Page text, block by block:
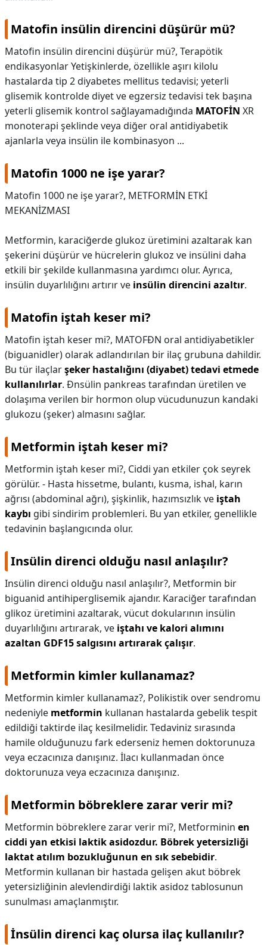
Matofin insülin direncini düşürür mü?
Matofin insülin direncini düşürür mü?, Terapötik
endikasyonlar Yetişkinlerde, özellikle aşırı kilolu
hastalarda tip 2 diyabetes mellitus tedavisi; yeterli
glisemik kontrolde diyet ve egzersiz tedavisi tek başına
yeterli glisemik kontrol sağlayamadığında MATOFİN XR
monoterapi şeklinde veya diğer oral antidiyabetik
ajanlarla veya insülin ile kombinasyon ...
Matofin 1000 ne işe yarar?
Matofin 1000 ne işe yarar?, METFORMİN ETKİ
MEKANİZMASI
Metformin, karaciğerde glukoz üretimini azaltarak kan
şekerini düşürür ve hücrelerin glukoz ve insülini daha
etkili bir şekilde kullanmasına yardımcı olur. Ayrıca,
insülin duyarlılığını artırır ve insülin direncini azaltır.
Matofin iştah keser mi?
Matofin iştah keser mi?, MATOFĐN oral antidiyabetikler
(biguanidler) olarak adlandırılan bir ilaç grubuna dahildir.
Bu tür ilaçlarşeker hastalığını (diyabet) tedavi etmede
kullanılırlar. Đnsülin pankreas tarafından üretilen ve
dolaşıma verilen bir hormon olup vücudunuzun kandaki
glukozu (şeker) almasını sağlar.
Metformin iştah keser mi?
Metformin iştah keser mi?, Ciddi yan etkiler çok seyrek
görülür. - Hasta hissetme, bulantı, kusma, ishal, karın
ağrısı (abdominal ağrı), şişkinlik, hazımsızlık ve iştah
kaybı gibi sindirim problemleri. Bu yan etkiler, genellikle
tedavinin başlangıcında olur.
Insülin direnci olduğu nasıl anlaşılır?
Insülin direnci olduğu nasıl anlaşılır?, Metformin bir
biguanid antihiperglisemik ajandır. Karaciğer tarafından
glikoz üretimini azaltarak, vücut dokularının insülin
duyarlılığını artırarak, ve iştahı ve kalori alımını
azaltan GDF15 salgısını artırarak çalışır.
Metformin kimler kullanamaz?
Metformin kimler kullanamaz?, Polikistik over sendromu
nedeniyle metformin kullanan hastalarda gebelik tespit
edildiği taktirde ilaç kesilmelidir. Tedaviniz sırasında
hamile olduğunuzu fark ederseniz hemen doktorunuza
veya eczacınıza danışınız. İlacı kullanmadan önce
doktorunuza veya eczacınıza danışınız.
Metformin böbreklere zarar verir mi?
Metformin böbreklere zarar verir mi?, Metforminin en
ciddi yan etkisi laktik asidozdur. Böbrek yetersizliği
laktat atılım bozukluğunun en sık sebebidir.
Metformin kullanan bir hastada gelişen akut böbrek
yetersizliğinin alevlendirdiği laktik asidoz tablosunun
sunulması amaçlanmıştır.
İnsülin direnci kaç olursa ilaç kullanılır?